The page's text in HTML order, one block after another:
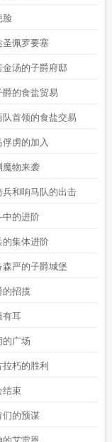
脸
佩罗要塞
汤的子爵府邸
的食盐贸易
首领的食盐交易
虏的加入
魔物来袭
兵和响马队的出击
中的进阶
集体进阶
严的子爵城堡
的招揽
有耳
的广场
朽的胜利
结束
们的预谋